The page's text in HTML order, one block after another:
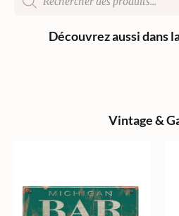
Découvrez aussi dans
Vintage &